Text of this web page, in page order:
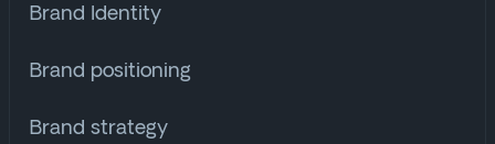
Brand Identity
Brand positioning
Brand strategy